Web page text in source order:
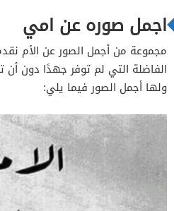
اجمل صوره عن امي
مجموعة من أجمل الصور عن الأم
الفاضلة التي لم توفر جهدًا دون أن
ولها أجمل الصور فيما يلي: